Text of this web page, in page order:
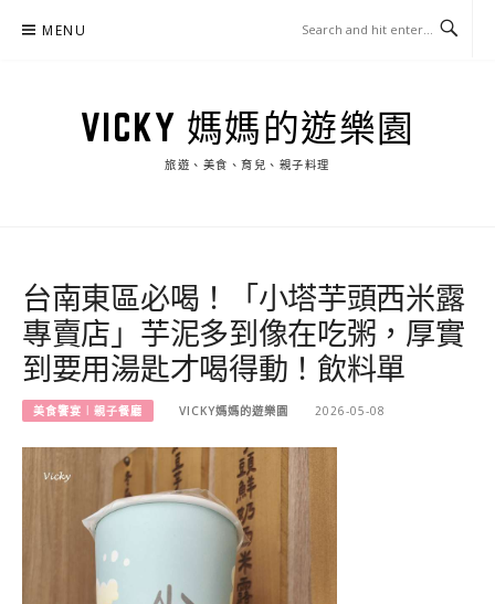
MENU
VICKY 媽媽的遊樂園
旅遊、美食、育兒、親子料理
台南東區必喝！「小塔芋頭西米露
專賣店」芋泥多到像在吃粥，厚實
到要用湯匙才喝得動！飲料單
美食饗宴︱親子餐廳 VICKY媽媽的遊樂園 2026-05-08